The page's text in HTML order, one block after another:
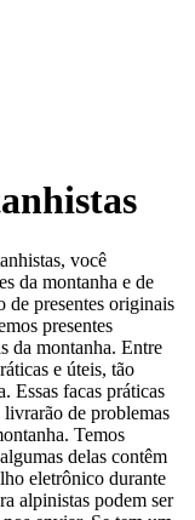
você
da montanha e de
de presentes originais
presentes
da montanha. Entre
e úteis, tão
Essas facas práticas
de problemas
Temos
delas contêm
eletrônico durante
alpinistas podem ser